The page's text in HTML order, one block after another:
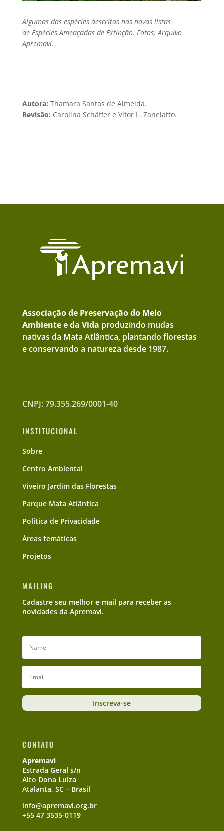
Algumas das espécies descritas nas novas listas
de Espécies Ameaçadas de Extinção. Fotos; Arquivo
Apremavi.
Autora: Thamara Santos de Almeida.
Revisão: Carolina Schäffer e Vitor L. Zanelatto.
Associação de Preservação do Meio
Ambiente e da Vida produzindo mudas
nativas da Mata Atlântica, plantando florestas
e conservando a natureza desde 1987.
CNPJ: 79.355.269/0001-40
INSTITUCIONAL
Sobre
Centro Ambiental
Viveiro Jardim das Florestas
Parque Mata Atlântica
Política de Privacidade
Áreas temáticas
Projetos
MAILING
Cadastre seu melhor e-mail para receber as
novidades da Apremavi.
Inscreva-se
CONTATO
Apremavi
Estrada Geral s/n
Alto Dona Luiza
Atalanta, SC – Brasil
info@apremavi.org.br
+55 47 3535-0119